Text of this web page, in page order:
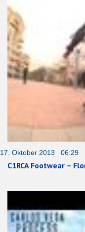
17. Oktober 2013 06:29
C1RCA Footwear –